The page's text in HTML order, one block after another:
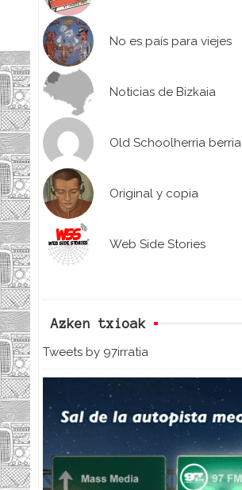
No es país para viejes
Noticias de Bizkaia
Old Schoolherria berria
Original y copia
Web Side Stories
Azken txioak
Tweets by 97irratia